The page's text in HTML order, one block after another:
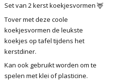
Set van 2 kerst koekjesvormen 🦌
Tover met deze coole
koekjesvormen de leukste
koekjes op tafel tijdens het
kerstdiner.
Kan ook gebruikt worden om te
spelen met klei of plasticine.